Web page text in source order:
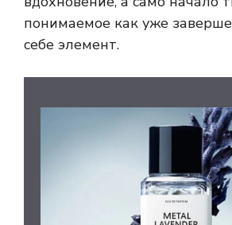
понимаемое как уже
себе элемент.